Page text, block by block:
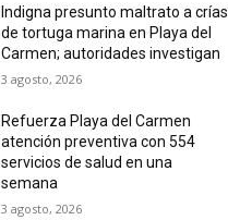
Indigna presunto maltrato a crías
de tortuga marina en Playa del
Carmen; autoridades investigan
3 agosto, 2026
Refuerza Playa del Carmen
atención preventiva con 554
servicios de salud en una
semana
3 agosto, 2026